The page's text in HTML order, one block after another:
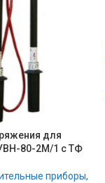
для
80-2М/1 с ТФ
приборы,